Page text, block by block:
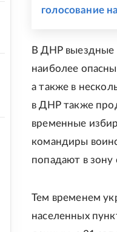
голосование
В ДНР выездные
наиболее
а также в
в ДНР также
временные
командиры
попадают в зону
Тем временем
населенных